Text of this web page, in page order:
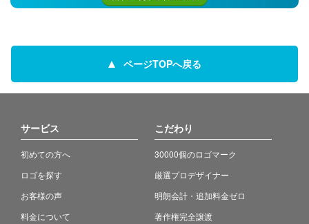
ページTOPへ戻る
サービス
初めての方へ
ロゴを探す
お客様の声
料金について
こだわり
30000個のロゴマーク
厳選プロデザイナー
明朗会計・追加料金ゼロ
著作権完全譲渡